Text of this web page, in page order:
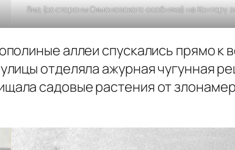
Вид (со стороны Симоновского особняка) на Контору
аллеи спускались прямо к
отделяла ажурная чугунная
садовые растения от